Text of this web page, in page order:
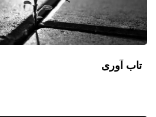
تاب آوری